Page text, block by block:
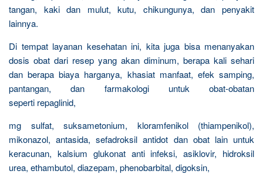
tangan, kaki dan mulut, kutu, chikungunya, dan penyakit
lainnya.
Di tempat layanan kesehatan ini, kita juga bisa menanyakan
dosis obat dari resep yang akan diminum, berapa kali sehari
dan berapa biaya harganya, khasiat manfaat, efek samping,
pantangan, dan farmakologi untuk obat-obatan
seperti repaglinid,
mg sulfat, suksametonium, kloramfenikol (thiampenikol),
mikonazol, antasida, sefadroksil antidot dan obat lain untuk
keracunan, kalsium glukonat anti infeksi, asiklovir, hidroksil
urea, ethambutol, diazepam, phenobarbital, digoksin,